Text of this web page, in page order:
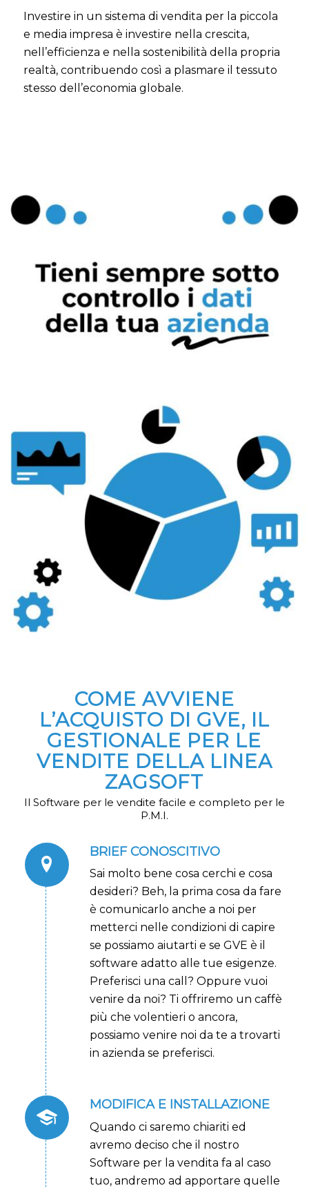
Investire in un sistema di vendita per la piccola
e media impresa è investire nella crescita,
nell’efficienza e nella sostenibilità della propria
realtà, contribuendo così a plasmare il tessuto
stesso dell’economia globale.
COME AVVIENE
L’ACQUISTO DI GVE, IL
GESTIONALE PER LE
VENDITE DELLA LINEA
ZAGSOFT
Il Software per le vendite facile e completo per le
P.M.I.
BRIEF CONOSCITIVO
Sai molto bene cosa cerchi e cosa
desideri? Beh, la prima cosa da fare
è comunicarlo anche a noi per
metterci nelle condizioni di capire
se possiamo aiutarti e se GVE è il
software adatto alle tue esigenze.
Preferisci una call? Oppure vuoi
venire da noi? Ti offriremo un caffè
più che volentieri o ancora,
possiamo venire noi da te a trovarti
in azienda se preferisci.
MODIFICA E INSTALLAZIONE
Quando ci saremo chiariti ed
avremo deciso che il nostro
Software per la vendita fa al caso
tuo, andremo ad apportare quelle